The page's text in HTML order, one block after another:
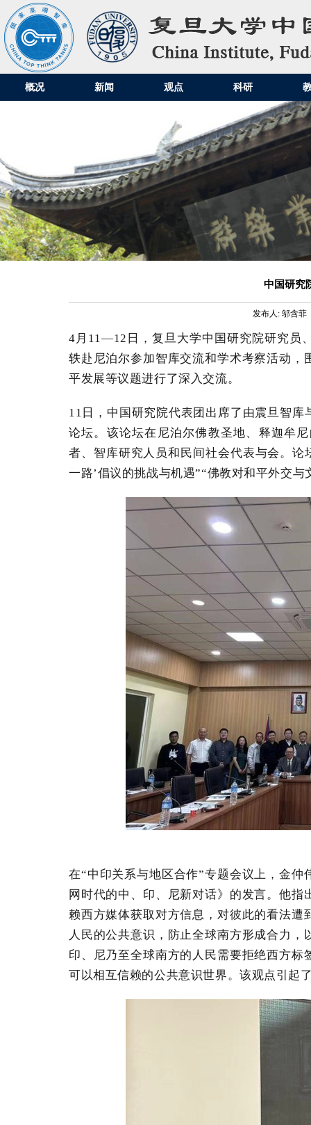
概况 新闻 观点 科研
中国研究
发布人: 邬含菲
4 月 11—12 日，复旦大学中国研究院研究员
轶赴尼泊尔参加智库交流和学术考察活动
平发展等议题进行了深入交流。
11 日，中国研究院代表团出席了由震旦智
论坛。该论坛在尼泊尔佛教圣地、释迦牟
者、智库研究人员和民间社会代表与会。论
一路’倡议的挑战与机遇”“佛教对和平外交与
在“中印关系与地区合作”专题会议上，金仲
网时代的中、印、尼新对话》的发言。他
赖西方媒体获取对方信息，对彼此的看法
人民的公共意识，防止全球南方形成合力
印、尼乃至全球南方的人民需要拒绝西方
可以相互信赖的公共意识世界。该观点引起